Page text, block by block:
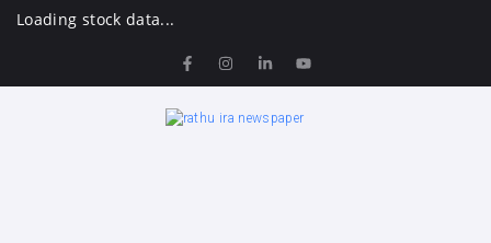
Loading stock data...